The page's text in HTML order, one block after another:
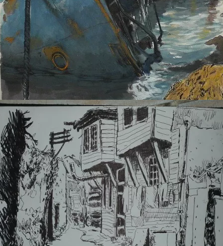
flash backÂ : Istanbul//Turkiye//